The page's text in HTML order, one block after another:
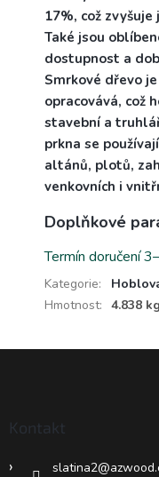
17%, což
Také jsou
dostupnost a
Smrkové dřevo
opracovává, což
stavební a
prkna se
altánů, plotů,
venkovních i
Doplňkové
Termín doručení
Kategorie:
Hmotnost: 4.838 kg
Kontakt
slatina2@